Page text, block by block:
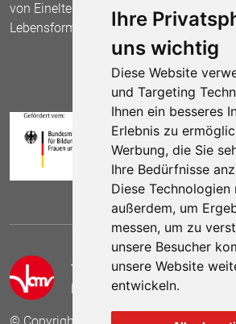
Ihre
uns wichtig
Diese Website
und Targeting
Ihnen ein besseres
Erlebnis zu
Werbung, die Sie
Ihre Bedürfnisse
Diese
außerdem, um
messen, um zu
unsere Besucher
unsere Website
entwickeln.
von Einelternfamilien als
Lebensform.
Telefon:(030) 69 59 78 6
kontakt (at) vamv.de